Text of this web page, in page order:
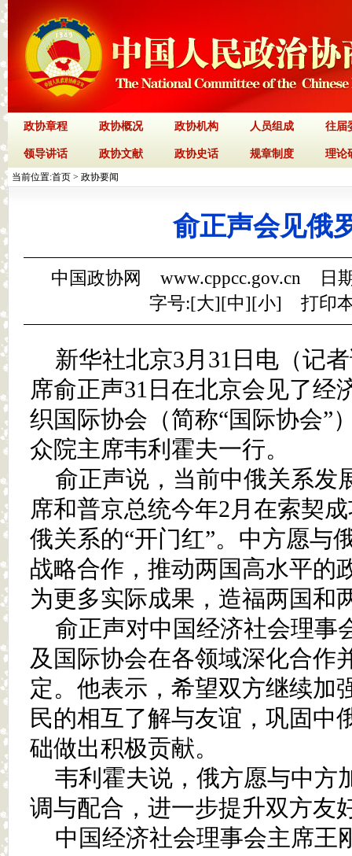
政协章程 政协概况 政协机构 人员组成 往届
领导讲话 政协文献 政协史话 规章制度 理论
当前位置:首页 > 政协要闻
俞正声会见俄
中国政协网 www.cppcc.gov.cn 日
字号:[大][中][小] 打印
新华社北京3月31日电（记
席俞正声31日在北京会见了经
织国际协会（简称“国际协会”
众院主席韦利霍夫一行。
俞正声说，当前中俄关系发
席和普京总统今年2月在索契
俄关系的“开门红”。中方愿与
战略合作，推动两国高水平的
为更多实际成果，造福两国和
俞正声对中国经济社会理事
及国际协会在各领域深化合作
定。他表示，希望双方继续加
民的相互了解与友谊，巩固中
础做出积极贡献。
韦利霍夫说，俄方愿与中方
调与配合，进一步提升双方友
中国经济社会理事会主席王